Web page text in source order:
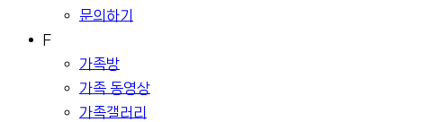
문의하기
F
가족방
가족 동영상
가족갤러리